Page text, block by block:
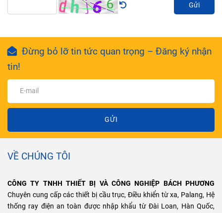
Gửi
Đừng bỏ lỡ tin tức quan trọng – Đăng ký nhận
tin!
GỬI
VỀ CHÚNG TÔI
CÔNG TY TNHH THIẾT BỊ VÀ CÔNG NGHIỆP BÁCH PHƯƠNG
Chuyên cung cấp các thiết bị cầu trục, Điều khiển từ xa, Palang, Hệ
thống ray điện an toàn được nhập khẩu từ Đài Loan, Hàn Quốc,